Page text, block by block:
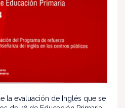
la evaluación de Inglés que se